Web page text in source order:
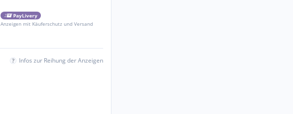
PayLivery
Anzeigen mit Käuferschutz und Versand
Infos zur Reihung der Anzeigen